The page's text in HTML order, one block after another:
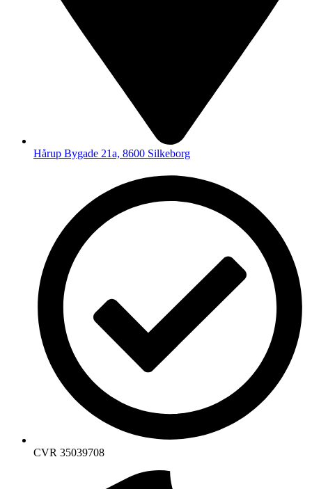
Hårup Bygade 21a, 8600 Silkeborg
CVR 35039708